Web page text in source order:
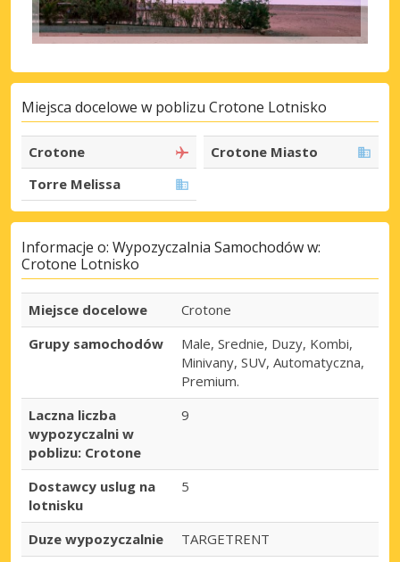
Miejsca docelowe w poblizu Crotone Lotnisko
Crotone
Crotone Miasto
Torre Melissa
Informacje o: Wypozyczalnia Samochodów w:
Crotone Lotnisko
Miejsce docelowe
Crotone
Grupy samochodów
Male, Srednie, Duzy, Kombi,
Minivany, SUV, Automatyczna,
Premium.
Laczna liczba
wypozyczalni w
poblizu: Crotone
9
Dostawcy uslug na
lotnisku
5
Duze wypozyczalnie TARGETRENT